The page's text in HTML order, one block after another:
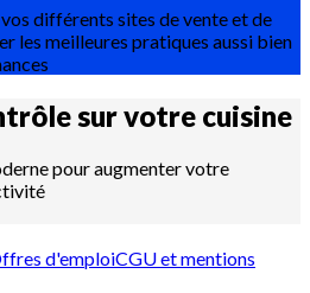
différents sites de vente et de
les meilleures pratiques aussi bien
sur votre cuisine
pour augmenter votre
d'emploiCGU et mentions